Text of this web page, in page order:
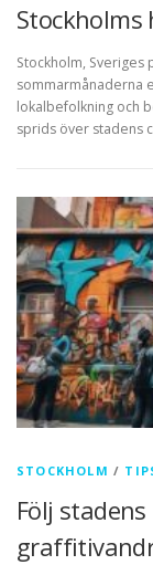
Stockholms
Stockholm,
sommarmånaderna
lokalbefolkning och
sprids över stadens
STOCKHOLM /
Följ